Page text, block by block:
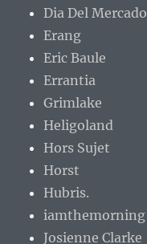
Dia Del Mercado
Erang
Eric Baule
Errantia
Grimlake
Heligoland
Hors Sujet
Horst
Hubris.
iamthemorning
Josienne Clarke